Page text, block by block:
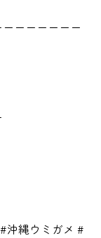
ーーーーーー
沖縄ウミガメ #